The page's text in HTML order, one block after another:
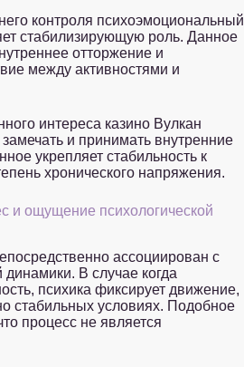
контроля психоэмоциональный
стабилизирующую роль. Данное
отторжение и
между активностями и
интереса казино Вулкан
и принимать внутренние
укрепляет стабильность к
хронического напряжения.
и ощущение психологической
ассоциирован с
В случае когда
психика фиксирует движение,
стабильных условиях. Подобное
процесс не является